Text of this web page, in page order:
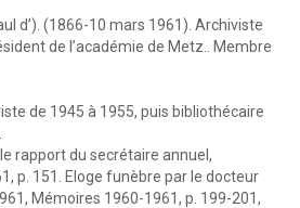
d’). (1866-10 mars 1961). Archiviste
de l’académie de Metz.. Membre
de 1945 à 1955, puis bibliothécaire
rapport du secrétaire annuel,
p. 151. Eloge funèbre par le docteur
Mémoires 1960-1961, p. 199-201,